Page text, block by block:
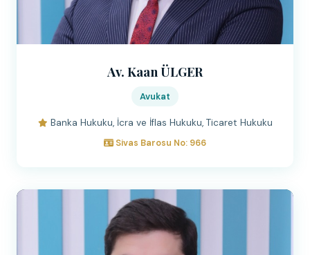
Av. Kaan ÜLGER
Avukat
Banka Hukuku, İcra ve İflas Hukuku, Ticaret Hukuku
Sivas Barosu No: 966